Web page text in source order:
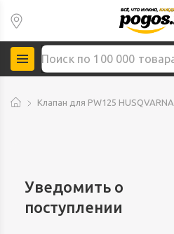
Клапан для PW125 HUSQVARNA
Уведомить о
поступлении